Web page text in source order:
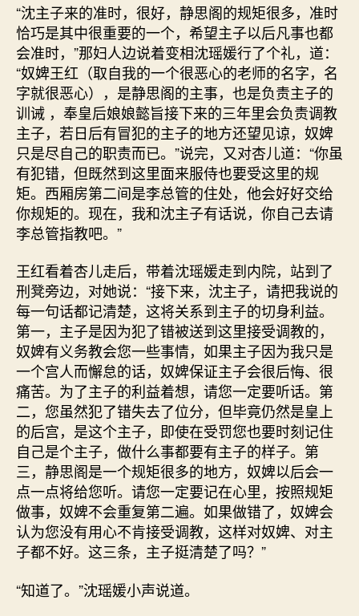
“沈主子来的准时，很好，静思阁的规矩很多，准时
恰巧是其中很重要的一个，希望主子以后凡事也都
会准时，”那妇人边说着变相沈瑶媛行了个礼，道：
“奴婢王红（取自我的一个很恶心的老师的名字，名
字就很恶心），是静思阁的主事，也是负责主子的
训诫 ，奉皇后娘娘懿旨接下来的三年里会负责调教
主子，若日后有冒犯的主子的地方还望见谅，奴婢
只是尽自己的职责而已。”说完，又对杏儿道：“你虽
有犯错，但既然到这里面来服侍也要受这里的规
矩。西厢房第二间是李总管的住处，他会好好交给
你规矩的。现在，我和沈主子有话说，你自己去请
李总管指教吧。”
王红看着杏儿走后，带着沈瑶媛走到内院，站到了
刑凳旁边，对她说：“接下来，沈主子，请把我说的
每一句话都记清楚，这将关系到主子的切身利益。
第一，主子是因为犯了错被送到这里接受调教的，
奴婢有义务教会您一些事情，如果主子因为我只是
一个宫人而懈怠的话，奴婢保证主子会很后悔、很
痛苦。为了主子的利益着想，请您一定要听话。第
二，您虽然犯了错失去了位分，但毕竟仍然是皇上
的后宫，是这个主子，即使在受罚您也要时刻记住
自己是个主子，做什么事都要有主子的样子。第
三，静思阁是一个规矩很多的地方，奴婢以后会一
点一点将给您听。请您一定要记在心里，按照规矩
做事，奴婢不会重复第二遍。如果做错了，奴婢会
认为您没有用心不肯接受调教，这样对奴婢、对主
子都不好。这三条，主子挺清楚了吗？”
“知道了。”沈瑶媛小声说道。